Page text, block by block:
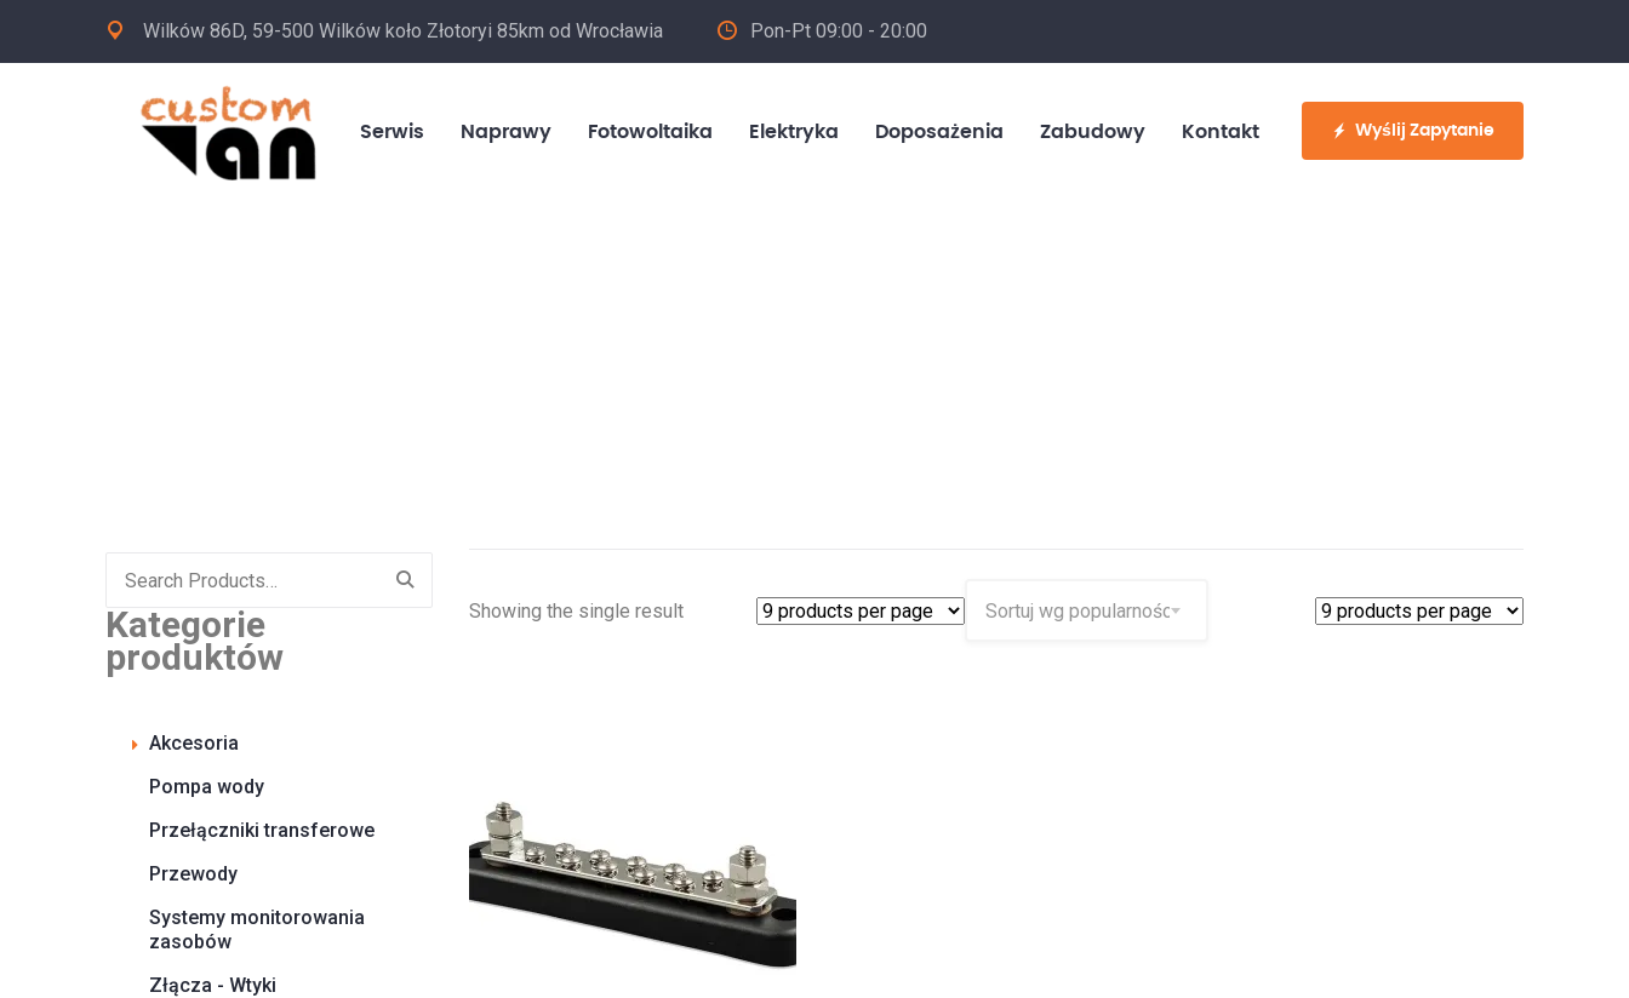
Wilków 86D, 59-500 Wilków koło Złotoryi 85km od Wrocławia Pon-Pt 09:00 - 20:00
530 886 214
Serwis Naprawy Fotowoltaika Elektryka Doposażenia Zabudowy Kontakt Wyślij Zapytanie
Search
Kategorie
produktów
Akcesoria
Pompa wody
Przełączniki transferowe
Przewody
Systemy monitorowania
zasobów
Złącza - Wtyki
Showing the single result